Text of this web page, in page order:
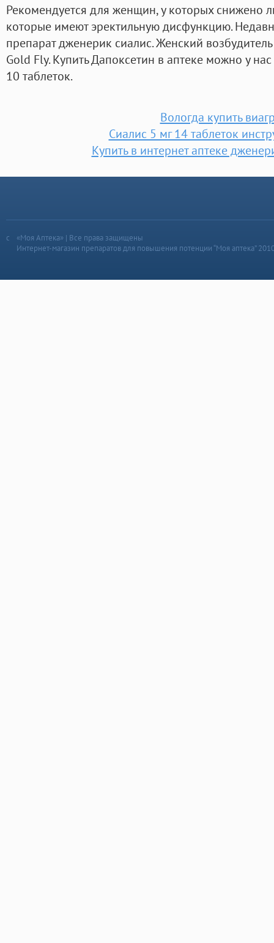
Рекомендуется для женщин, у которых снижено
которые имеют эректильную дисфункцию.
препарат дженерик сиалис. Женский
Gold Fly. Купить Дапоксетин в аптеке можно у
10 таблеток.
Вологда купить
Сиалис 5 мг 14 таблеток
Купить в интернет аптеке
«Моя Аптека» | Все права защищены
Интернет-магазин препаратов для повышения потенции “Моя аптека”